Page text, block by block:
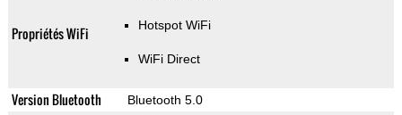
Propriétés WiFi Hotspot WiFi
WiFi Direct
Version Bluetooth Bluetooth 5.0